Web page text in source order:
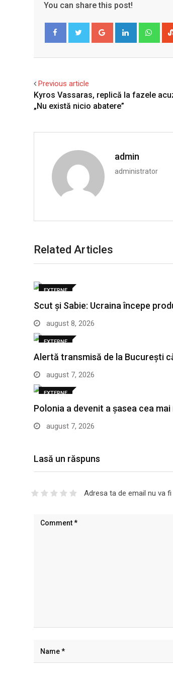
You can share this post!
Google+ LinkedIn
Previous article
Kyros Vassaras, replică la fazele
„Nu există nicio abatere”
admin
administrator
Related Articles
EXTERNE
Scut și Sabie: Ucraina începe
august 8, 2026
EXTERNE
Alertă transmisă de la București
august 7, 2026
EXTERNE
Polonia a devenit a șasea cea
august 7, 2026
Lasă un răspuns
Adresa ta de email nu va fi